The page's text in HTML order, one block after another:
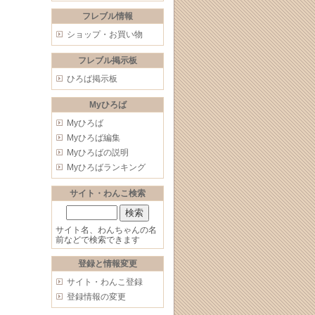
フレブル情報
ショップ・お買い物
フレブル掲示板
ひろば掲示板
Myひろば
Myひろば
Myひろば編集
Myひろばの説明
Myひろばランキング
サイト・わんこ検索
サイト名、わんちゃんの名
前などで検索できます
登録と情報変更
サイト・わんこ登録
登録情報の変更